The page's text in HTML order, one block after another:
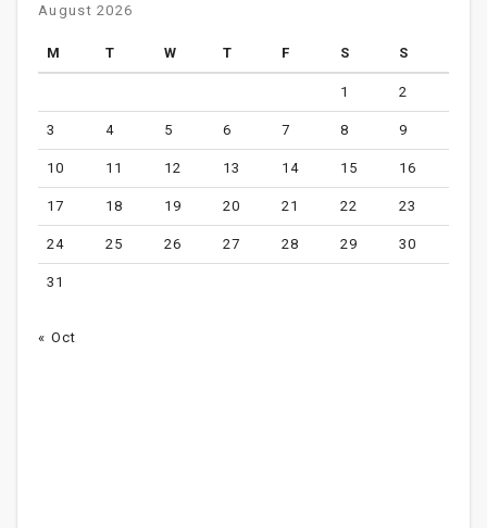
August 2026
M T W T F S S
1 2
3 4 5 6 7 8 9
10 11 12 13 14 15 16
17 18 19 20 21 22 23
24 25 26 27 28 29 30
31
« Oct